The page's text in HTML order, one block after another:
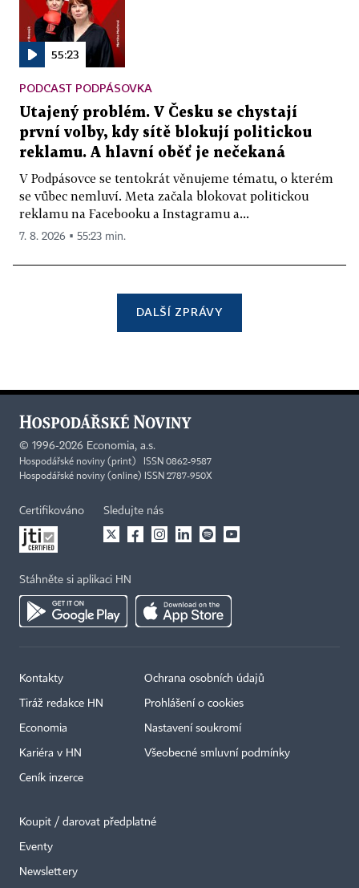
55:23
PODCAST PODPÁSOVKA
Utajený problém. V Česku se chystají
první volby, kdy sítě blokují politickou
reklamu. A hlavní oběť je nečekaná
V Podpásovce se tentokrát věnujeme tématu, o kterém
se vůbec nemluví. Meta začala blokovat politickou
reklamu na Facebooku a Instagramu a...
7. 8. 2026 ▪ 55:23 min.
DALŠÍ ZPRÁVY
© 1996-2026 Economia, a.s.
Hospodářské noviny (print) ISSN 0862-9587
Hospodářské noviny (online) ISSN 2787-950X
Certifikováno Sledujte nás
Stáhněte si aplikaci HN
Kontakty
Tiráž redakce HN
Economia
Kariéra v HN
Ceník inzerce
Ochrana osobních údajů
Prohlášení o cookies
Nastavení soukromí
Všeobecné smluvní podmínky
Koupit / darovat předplatné
Eventy
Newslettery